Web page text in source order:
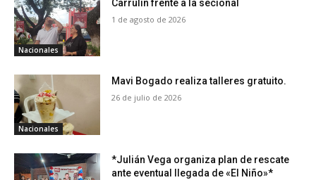
Nacionales
Carrulin frente a la secional
1 de agosto de 2026
Nacionales
Mavi Bogado realiza talleres gratuito.
26 de julio de 2026
*Julián Vega organiza plan de rescate
ante eventual llegada de «El Niño»*